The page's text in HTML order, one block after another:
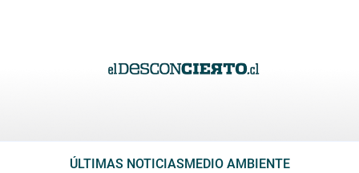
ÚLTIMAS NOTICIAS MEDIO AMBIENTE